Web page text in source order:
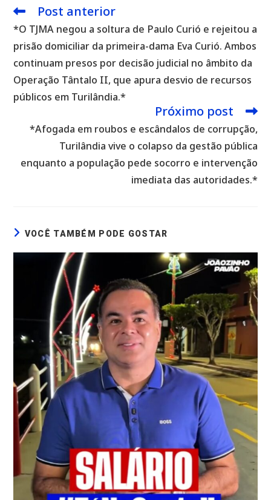
Leia
artigos
Post anterior
*O TJMA negou a soltura de Paulo Curió e rejeitou a
prisão domiciliar da primeira-dama Eva Curió. Ambos
continuam presos por decisão judicial no âmbito da
Operação Tântalo II, que apura desvio de recursos
públicos em Turilândia.*
Próximo post
*Afogada em roubos e escândalos de corrupção,
Turilândia vive o colapso da gestão pública
enquanto a população pede socorro e intervenção
imediata das autoridades.*
VOCÊ TAMBÉM PODE GOSTAR